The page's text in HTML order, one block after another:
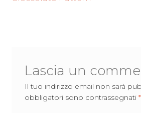
Lascia un
Il tuo indirizzo email non sarà
obbligatori sono contrassegnati *